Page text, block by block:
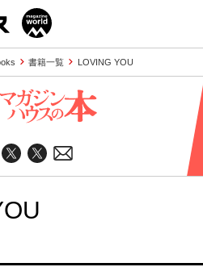
書籍一覧 LOVING YOU